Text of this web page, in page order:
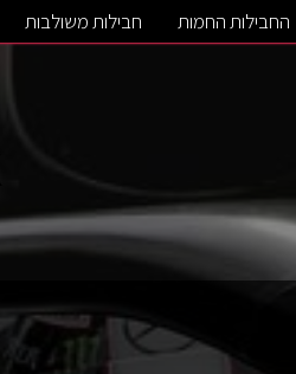
החבילות החמות חבילות משולבות